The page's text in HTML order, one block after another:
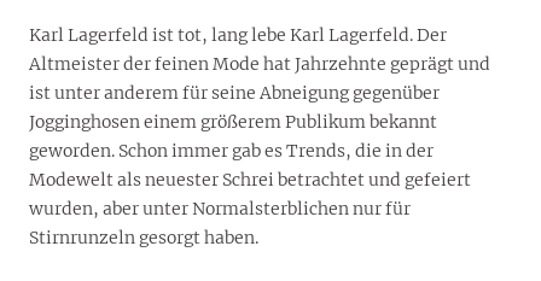
Karl Lagerfeld ist tot, lang lebe Karl Lagerfeld. Der
Altmeister der feinen Mode hat Jahrzehnte geprägt und
ist unter anderem für seine Abneigung gegenüber
Jogginghosen einem größerem Publikum bekannt
geworden. Schon immer gab es Trends, die in der
Modewelt als neuester Schrei betrachtet und gefeiert
wurden, aber unter Normalsterblichen nur für
Stirnrunzeln gesorgt haben.